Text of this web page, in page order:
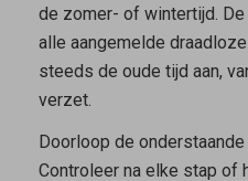
de zomer- of wintertijd.
alle aangemelde
steeds de oude tijd aan,
verzet.
Doorloop de
Controleer na elke stap of